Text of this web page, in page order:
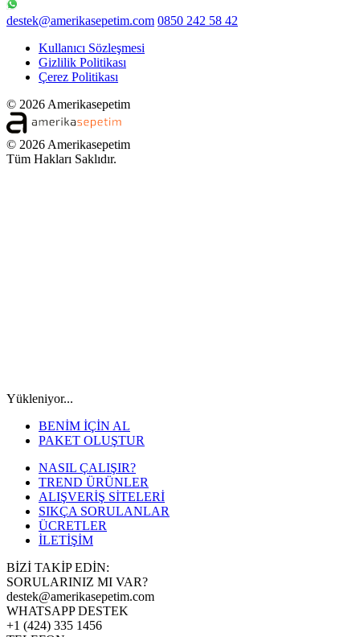
destek@amerikasepetim.com 0850 242 58 42
Kullanıcı Sözleşmesi
Gizlilik Politikası
Çerez Politikası
© 2026 Amerikasepetim
© 2026 Amerikasepetim
Tüm Hakları Saklıdır.
Yükleniyor...
BENİM İÇİN AL
PAKET OLUŞTUR
NASIL ÇALIŞIR?
TREND ÜRÜNLER
ALIŞVERİŞ SİTELERİ
SIKÇA SORULANLAR
ÜCRETLER
İLETİŞİM
BİZİ TAKİP EDİN:
SORULARINIZ MI VAR?
destek@amerikasepetim.com
WHATSAPP DESTEK
+1 (424) 335 1456